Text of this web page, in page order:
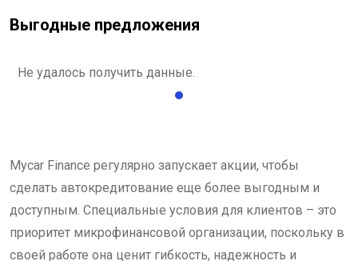
Выгодные предложения
Не удалось получить данные.
Mycar Finance регулярно запускает акции, чтобы
сделать автокредитование еще более выгодным и
доступным. Специальные условия для клиентов – это
приоритет микрофинансовой организации, поскольку в
своей работе она ценит гибкость, надежность и